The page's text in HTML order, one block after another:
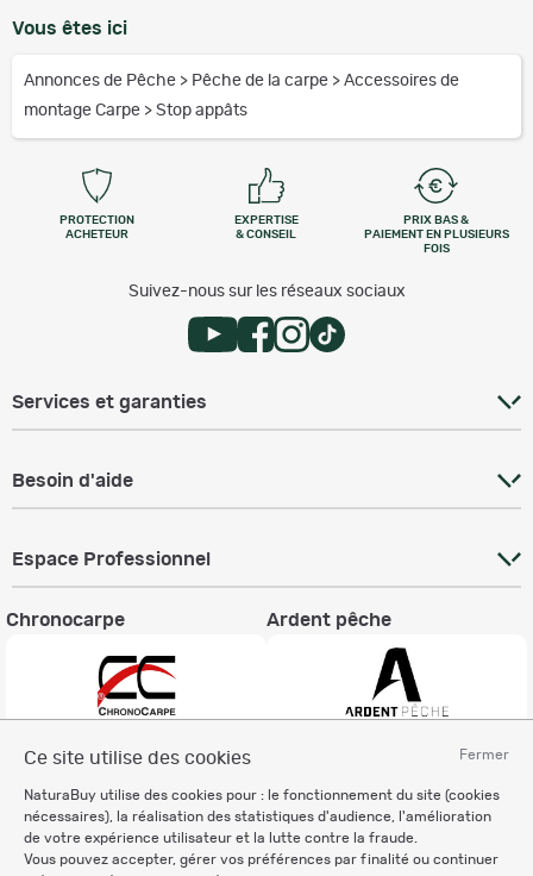
Fermer
Ce site utilise des cookies
NaturaBuy utilise des cookies pour : le fonctionnement du site (cookies
nécessaires), la réalisation des statistiques d'audience, l'amélioration
de votre expérience utilisateur et la lutte contre la fraude.
Vous pouvez accepter, gérer vos préférences par finalité ou continuer
Vous êtes ici
Annonces de Pêche > Pêche de la carpe > Accessoires de
montage Carpe > Stop appâts
PROTECTION
ACHETEUR
EXPERTISE
& CONSEIL
PRIX BAS &
PAIEMENT EN PLUSIEURS
FOIS
Suivez-nous sur les réseaux sociaux
Services et garanties
Besoin d'aide
Espace Professionnel
Chronocarpe Ardent pêche
Charte éthique
Mentions légales
Règlement & Conditions d'utilisation